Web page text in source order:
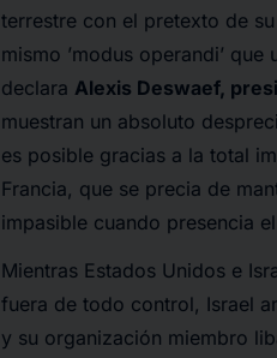
terrestre con el pretexto de
mismo ’modus operandi’
declara Alexis Deswaef,
muestran un absoluto
es posible gracias a la total
Francia, que se precia de
impasible cuando presencia
Mientras Estados Unidos e
fuera de todo control, Israel
y su organización miembro